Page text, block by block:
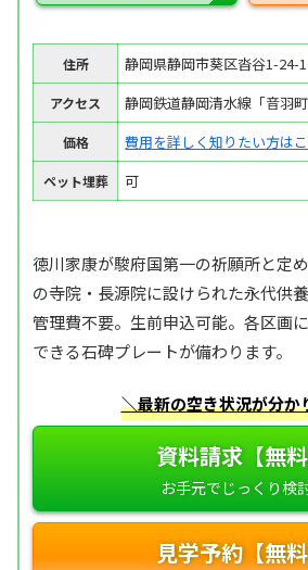
住所 静岡県静岡市葵区沓谷1-24-1
アクセス 静岡鉄道静岡清水線「音羽
価格 費用を詳しく知りたい方は
ペット埋葬 可
徳川家康が駿府国第一の祈願所と定
の寺院・長源院に設けられた永代供
管理費不要。生前申込可能。各区画
できる石碑プレートが備わります。
＼最新の空き状況が分か
資料請求【無料
見学予約【無料